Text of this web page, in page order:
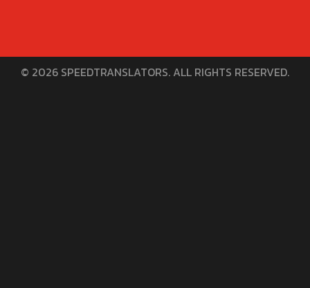
© 2026 SPEEDTRANSLATORS. ALL RIGHTS RESERVED.